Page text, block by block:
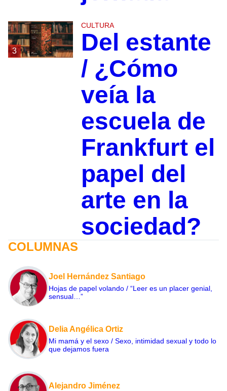
3
CULTURA
Del estante
/ ¿Cómo
veía la
escuela de
Frankfurt el
papel del
arte en la
sociedad?
COLUMNAS
Joel Hernández Santiago
Hojas de papel volando / “Leer es un placer genial,
sensual…”
Delia Angélica Ortiz
Mi mamá y el sexo / Sexo, intimidad sexual y todo lo
que dejamos fuera
Alejandro Jiménez